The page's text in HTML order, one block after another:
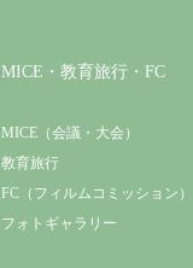
MICE・教育旅行・FC
MICE（会議・大会）
教育旅行
FC（フィルムコミッション）
フォトギャラリー